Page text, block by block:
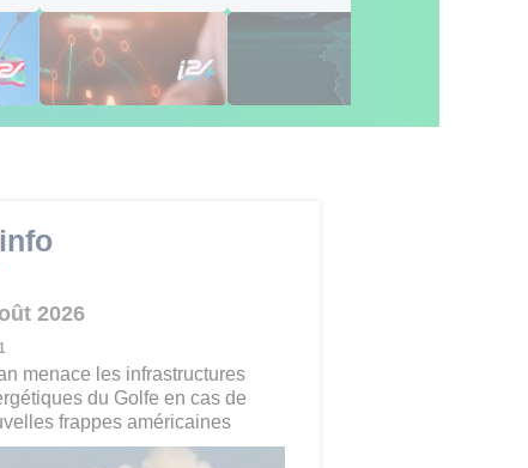
Du pétrole à l'IA : le
pari technologique
des Émirats
Israël-Liban : qui
2026
menace les infrastructures
du Golfe en cas de
frappes américaines